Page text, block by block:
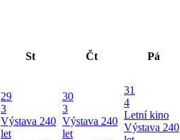
St Čt Pá
29
3
Výstava 240
let
30
3
Výstava 240
let
31
4
Letní kino
Výstava 240